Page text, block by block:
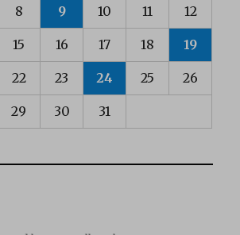
8 9 10 11 12
15 16 17 18 19
22 23 24 25 26
29 30
31